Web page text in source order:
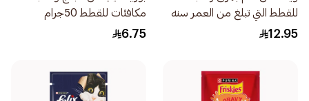
للقطط التي تبلغ من العمر سنه
فما فوق 400جرام
12.95
مكافئات للقطط 50جرام
6.75